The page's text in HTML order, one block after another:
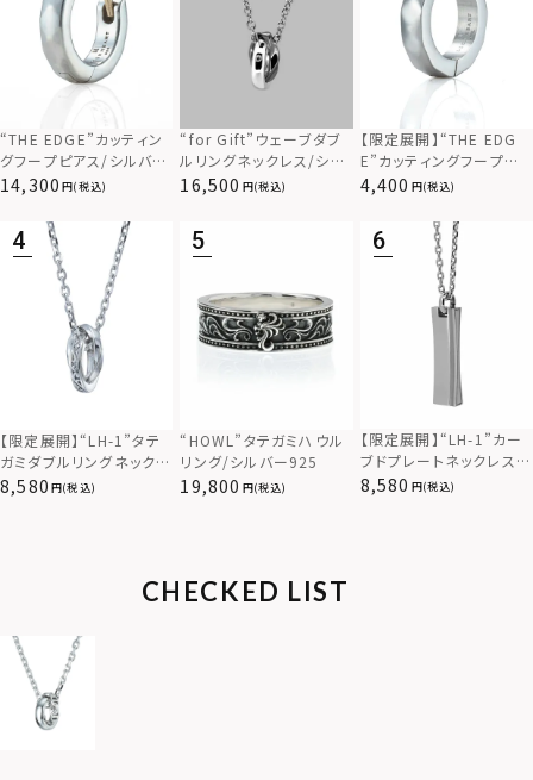
“THE EDGE”カッティン
グフープピアス/シルバー
925
14,300 (税込)
“for Gift”ウェーブダブ
ルリングネックレス/シル
バー×ブラック/シルバー
16,500 (税込)
【限定展開】“THE EDG
E”カッティングフープピ
アス/サージカルステンレ
4,400 (税込)
【限定展開】“LH-1”タテ
ガミダブルリングネックレ
ス（ツイスト/シルバー）/
8,580 (税込)
“HOWL”タテガミハウル
リング/シルバー925
19,800 (税込)
【限定展開】“LH-1”カー
ブドプレートネックレス/
サージカルステンレス（金
8,580 (税込)
CHECKED LIST